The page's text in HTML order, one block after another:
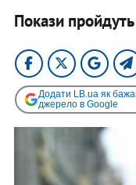
Покази
Додати LB.ua як
джерело в Google